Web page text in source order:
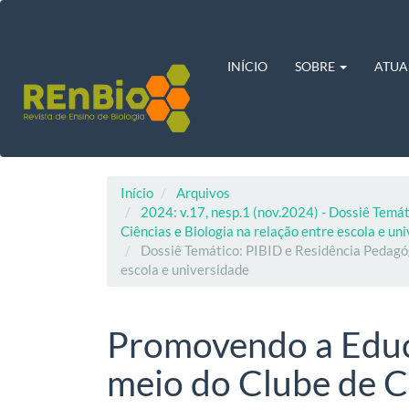
Barra
Lateral
INÍCIO SOBRE
Início
Arquivos
2024: v.17, nesp.1 (nov.2024) - Dossiê
Ciências e Biologia na relação entre escola e
Dossiê Temático: PIBID e Residência
escola e universidade
Promovendo a
meio do Clube de